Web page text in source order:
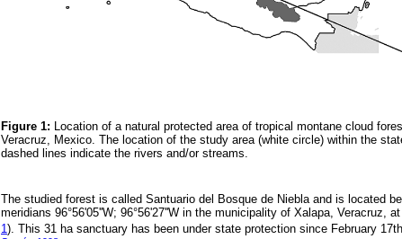
Figure 1: Location of a natural protected area of tropical montane cloud
Veracruz, Mexico. The location of the study area (white circle) within the
dashed lines indicate the rivers and/or streams.
The studied forest is called Santuario del Bosque de Niebla and is located
meridians 96°56'05''W; 96°56'27''W in the municipality of Xalapa, Veracruz,
1). This 31 ha sanctuary has been under state protection since February